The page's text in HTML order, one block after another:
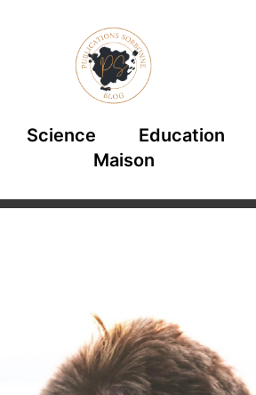
Science Education
Maison